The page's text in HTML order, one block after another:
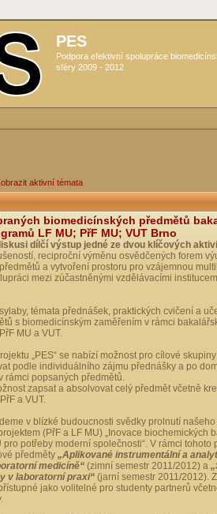
PES
Podpora efektivní spolupráce
sféry 2009 - 2012
aktivní témata
biomedicínských předmětů
LF MU; PřF MU; VUT Brno
dílčí výstup jedné ze dvou klíčových
reciproční výměnu osvědčených forem
a vytvoření prostoru pro vzájemnou
mezi zúčastněnými vzdělávacími
témata přednášek, praktických cvičení a
s biomedicínským zaměřením v rámci
MU a VUT.
„PES“ se nabízí možnost pro cílové
podle individuálního zájmu přednášky a po
rámci popsaných předmětů.
zapsat a absolvovat celý předmět včetně
a VUT.
v blízké budoucnosti svědky prolnutí
(PřF a LF MU) „Inovace biochemických
pro potřeby moderní společnosti“. V rámci tohoto
předměty „Aplikované instrumentální a
medicíně“ (zimní semestr 2011/2012) a
v laboratorní praxi“ (jarní semestr 2011/2012).
jako volitelné pro studenty partnerů